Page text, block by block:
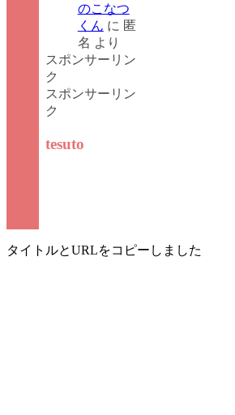
のこなつ
くん に 匿
名 より
スポンサーリン
ク
スポンサーリン
ク
tesuto
タイトルとURLをコピーしました